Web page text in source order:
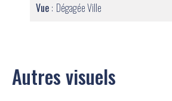
Vue Dégagée Ville
Autres visuels